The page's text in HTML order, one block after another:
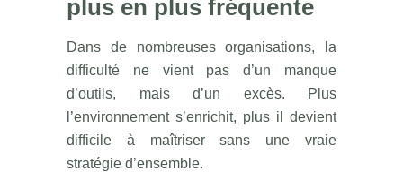
plus en plus fréquente
Dans de nombreuses organisations, la
difficulté ne vient pas d’un manque
d’outils, mais d’un excès. Plus
l’environnement s’enrichit, plus il devient
difficile à maîtriser sans une vraie
stratégie d’ensemble.